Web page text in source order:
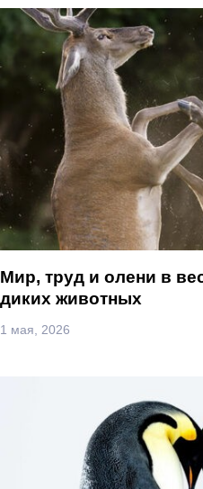
Мир, труд и олени в
диких животных
1 мая, 2026